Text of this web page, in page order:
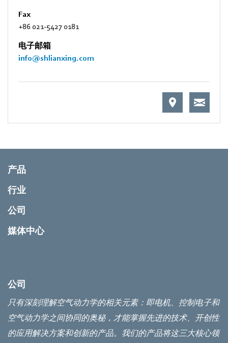
Fax
+86 021-5427 0181
电子邮箱
info@shlianxing.com
产品
行业
公司
媒体中心
公司
只有深刻理解空气动力学的相关元素：即电机、控制电子和
空气动力学之间协同的奥秘，才能掌握先进的技术、开创性
的应用解决方案和创新的产品。我们的产品将这三大核心领